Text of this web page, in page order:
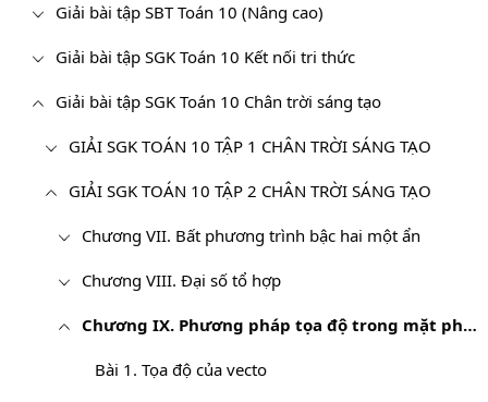
Giải bài tập SBT Toán 10 (Nâng cao)
Giải bài tập SGK Toán 10 Kết nối tri thức
Giải bài tập SGK Toán 10 Chân trời sáng tạo
GIẢI SGK TOÁN 10 TẬP 1 CHÂN TRỜI SÁNG TẠO
GIẢI SGK TOÁN 10 TẬP 2 CHÂN TRỜI SÁNG TẠO
Chương VII. Bất phương trình bậc hai một ẩn
Chương VIII. Đại số tổ hợp
Chương IX. Phương pháp tọa độ trong mặt phẳng
Bài 1. Tọa độ của vecto